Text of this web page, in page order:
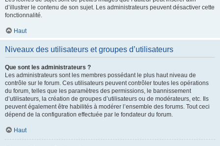
d’illustrer le contenu de son sujet. Les administrateurs peuvent désactiver cette
fonctionnalité.
Haut
Niveaux des utilisateurs et groupes d’utilisateurs
Que sont les administrateurs ?
Les administrateurs sont les membres possédant le plus haut niveau de
contrôle sur le forum. Ces utilisateurs peuvent contrôler toutes les opérations
du forum, telles que les paramètres des permissions, le bannissement
d’utilisateurs, la création de groupes d’utilisateurs ou de modérateurs, etc. Ils
peuvent également être habilités à modérer l’ensemble des forums. Tout ceci
dépend de la configuration effectuée par le fondateur du forum.
Haut